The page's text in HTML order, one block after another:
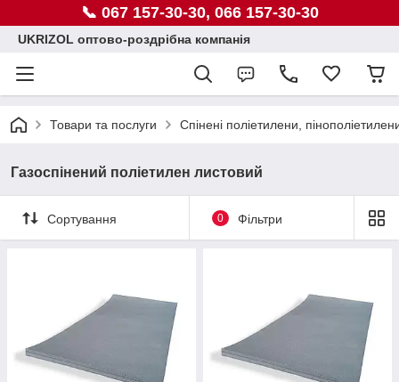
📞 067 157-30-30, 066 157-30-30
UKRIZOL оптово-роздрібна компанія
Товари та послуги Спінені поліетилени,
Газоспінений поліетилен листовий
Сортування 0 Фільтри